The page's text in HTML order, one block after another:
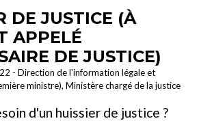
DE JUSTICE (À
APPELÉ
DE JUSTICE)
- Direction de l'information légale et
ministre), Ministère chargé de la justice
d'un huissier de justice ?